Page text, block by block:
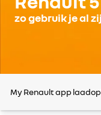
zo gebruik je al
My Renault app